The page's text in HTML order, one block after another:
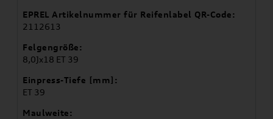
EPREL Artikelnummer für Reifenlabel QR-Code:
2112613
Felgengröße:
8,0Jx18 ET 39
Einpress-Tiefe [mm]:
ET 39
Maulweite: